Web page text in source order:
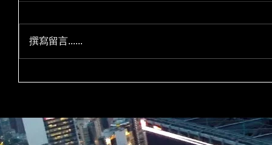
撰寫留言......